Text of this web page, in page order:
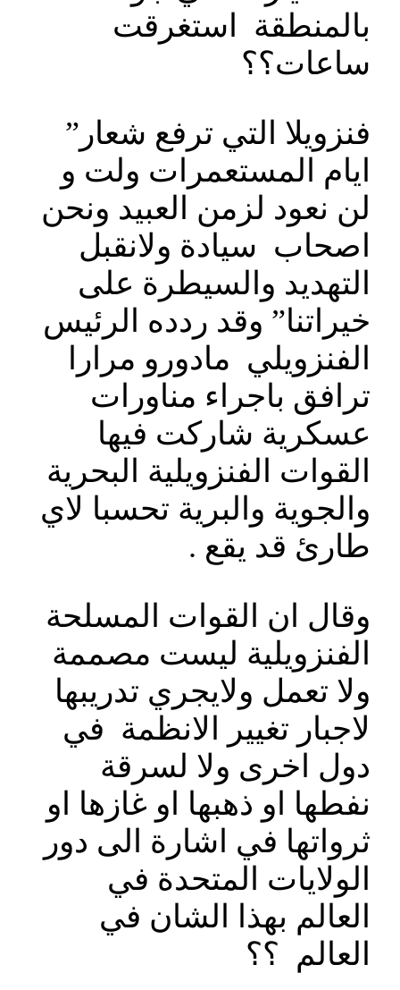
بالمنطقة استغرقت
ساعات؟؟
فنزويلا التي ترفع شعار”
ايام المستعمرات ولت و
لن نعود لزمن العبيد ونحن
اصحاب سيادة ولانقبل
التهديد والسيطرة على
خيراتنا” وقد ردده الرئيس
الفنزويلي مادورو مرارا
ترافق باجراء مناورات
عسكرية شاركت فيها
القوات الفنزويلية البحرية
والجوية والبرية تحسبا لاي
طارئ قد يقع .
وقال ان القوات المسلحة
الفنزويلية ليست مصممة
ولا تعمل ولايجري تدريبها
لاجبار تغيير الانظمة في
دول اخرى ولا لسرقة
نفطها او ذهبها او غازها او
ثرواتها في اشارة الى دور
الولايات المتحدة في
العالم بهذا الشان في
العالم ؟؟